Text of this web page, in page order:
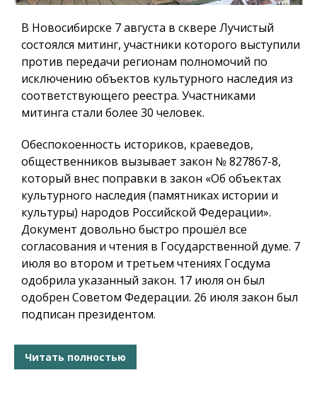
В Новосибирске 7 августа в сквере Лучистый
состоялся митинг, участники которого выступили
против передачи регионам полномочий по
исключению объектов культурного наследия из
соответствующего реестра. Участниками
митинга стали более 30 человек.
Обеспокоенность историков, краеведов,
общественников вызывает закон № 827867-8,
который внес поправки в закон «Об объектах
культурного наследия (памятниках истории и
культуры) народов Российской Федерации».
Документ довольно быстро прошёл все
согласования и чтения в Государственной думе. 7
июля во втором и третьем чтениях Госдума
одобрила указанный закон. 17 июля он был
одобрен Советом Федерации. 26 июля закон был
подписан президентом.
Читать полностью